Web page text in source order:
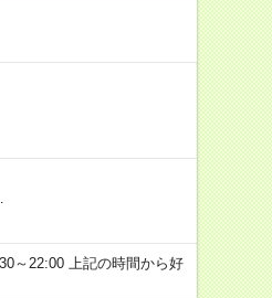
～22:00 上記の時間から好